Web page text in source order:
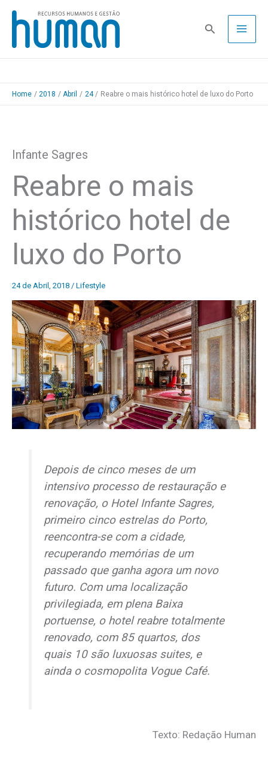
Skip
content
Pesquisa
Home 2018 Abril 24 Reabre o mais histórico hotel de luxo do Porto
Infante Sagres
Reabre o mais
histórico hotel de
luxo do Porto
24 de Abril, 2018 / Lifestyle
Depois de cinco meses de um
intensivo processo de restauração e
renovação, o Hotel Infante Sagres,
primeiro cinco estrelas do Porto,
reencontra-se com a cidade,
recuperando memórias de um
passado que ganha agora um novo
futuro. Com uma localização
privilegiada, em plena Baixa
portuense, o hotel reabre totalmente
renovado, com 85 quartos, dos
quais 10 são luxuosas suites, e
ainda o cosmopolita Vogue Café.
Texto: Redação Human